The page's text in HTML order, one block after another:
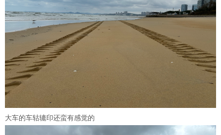
大车的车轱辘印还蛮有感觉的